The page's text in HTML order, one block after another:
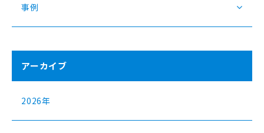
事例
アーカイブ
2026年